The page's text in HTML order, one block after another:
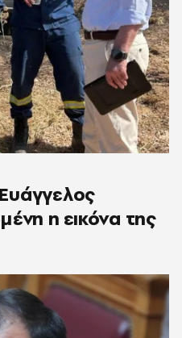
η εικόνα της